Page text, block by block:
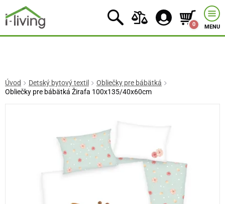
0 MENU
Úvod Detský bytový textil
Obliečky pre bábätká
Obliečky pre bábätká Žirafa 100x135/40x60cm